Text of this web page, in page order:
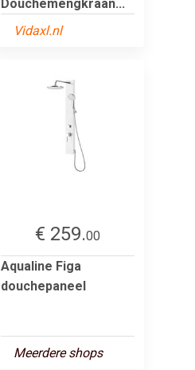
Douchemengkraan...
Vidaxl.nl
€ 259.00
Aqualine Figa
douchepaneel
Meerdere shops